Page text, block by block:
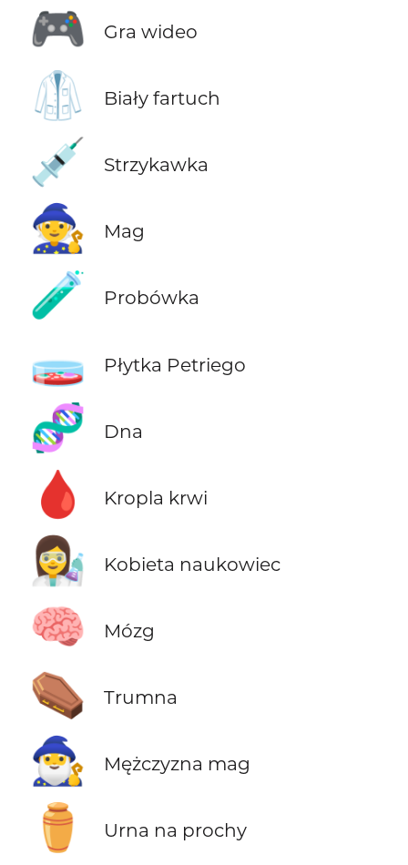
🎮 Gra wideo
🥼 Biały fartuch
💉 Strzykawka
🧙 Mag
🧪 Probówka
🧫 Płytka Petriego
🧬 Dna
🩸 Kropla krwi
👩‍🔬 Kobieta naukowiec
🧠 Mózg
⚰️ Trumna
🧙‍♂️ Mężczyzna mag
⚱️ Urna na prochy